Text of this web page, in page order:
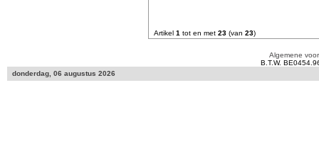
Artikel 1 tot en met 23 (van 23)
Algemene
B.T.W.
donderdag, 06 augustus 2026